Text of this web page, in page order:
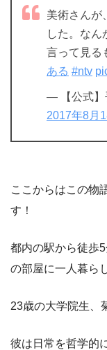
美術さんが
した。なん
言って見る
ある #ntv
— 【公式】
2017年8月
ここからはこの物
す！
都内の駅から徒歩
の部屋に一人暮ら
23歳の大学院生、
彼は日常を哲学的